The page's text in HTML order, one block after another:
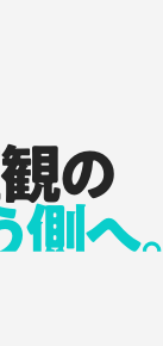
へ。
の
へ。
の
側へ。